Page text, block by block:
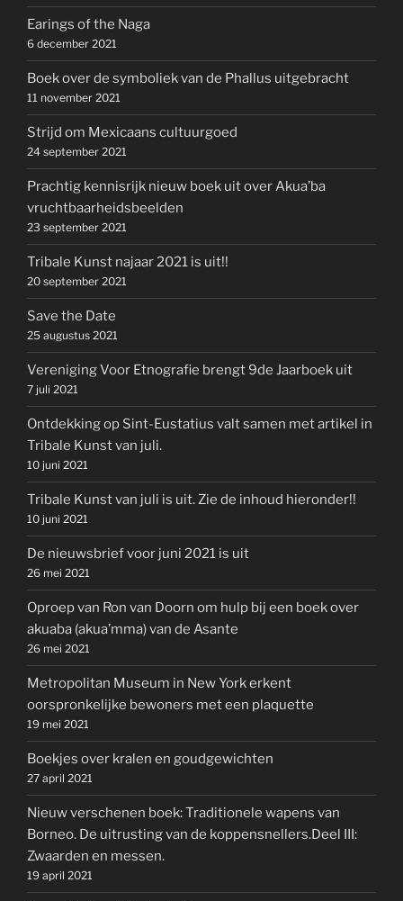
Earings of the Naga
6 december 2021
Boek over de symboliek van de Phallus uitgebracht
11 november 2021
Strijd om Mexicaans cultuurgoed
24 september 2021
Prachtig kennisrijk nieuw boek uit over Akua’ba
vruchtbaarheidsbeelden
23 september 2021
Tribale Kunst najaar 2021 is uit!!
20 september 2021
Save the Date
25 augustus 2021
Vereniging Voor Etnografie brengt 9de Jaarboek uit
7 juli 2021
Ontdekking op Sint-Eustatius valt samen met artikel in
Tribale Kunst van juli.
10 juni 2021
Tribale Kunst van juli is uit. Zie de inhoud hieronder!!
10 juni 2021
De nieuwsbrief voor juni 2021 is uit
26 mei 2021
Oproep van Ron van Doorn om hulp bij een boek over
akuaba (akua’mma) van de Asante
26 mei 2021
Metropolitan Museum in New York erkent
oorspronkelijke bewoners met een plaquette
19 mei 2021
Boekjes over kralen en goudgewichten
27 april 2021
Nieuw verschenen boek: Traditionele wapens van
Borneo. De uitrusting van de koppensnellers.Deel III:
Zwaarden en messen.
19 april 2021